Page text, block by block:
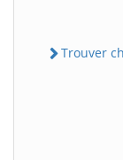
Trouver